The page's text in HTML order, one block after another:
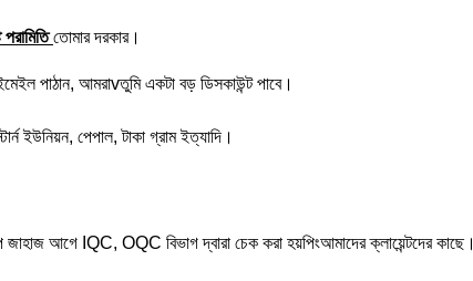
তোমার দরকার।
পাঠান, আমরাvতুমি একটা বড় ডিসকাউন্ট পাবে।
ইউনিয়ন, পেপাল, টাকা গ্রাম ইত্যাদি।
জাহাজ আগে IQC, OQC বিভাগ দ্বারা চেক করা হয়পিংআমাদের ক্লায়েন্টদের কাছে।